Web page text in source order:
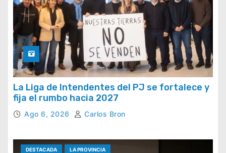
La Liga de Intendentes del PJ se fortalece y
fija el rumbo hacia 2027
Ago 6, 2026 Carlos Bron
DESTACADA LA PROVINCIA